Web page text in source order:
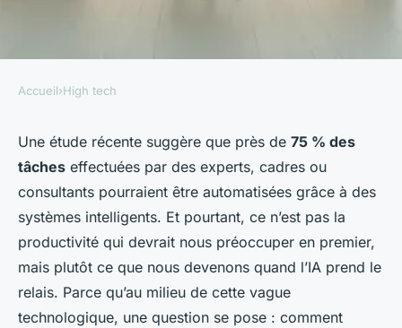
HIGH TECH
Optimiser votre singularité
grâce aux agents IA
compétents
Bona•21/04/2026 16:33•10 min de lecture
Accueil›High tech
Une étude récente suggère que près de 75 % des
tâches effectuées par des experts, cadres ou
consultants pourraient être automatisées grâce à des
systèmes intelligents. Et pourtant, ce n’est pas la
productivité qui devrait nous préoccuper en premier,
mais plutôt ce que nous devenons quand l’IA prend le
relais. Parce qu’au milieu de cette vague
technologique, une question se pose : comment